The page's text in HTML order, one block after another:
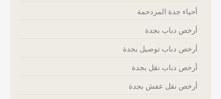
أحياء جدة المزدحمة
أرخص دباب بجدة
أرخص دباب توصيل بجدة
أرخص دباب نقل بجدة
أرخص نقل عفش بجدة